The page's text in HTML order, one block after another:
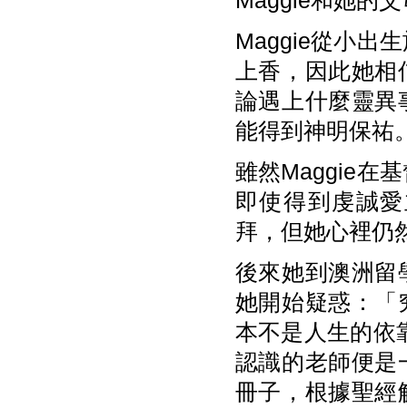
Maggie從小出
上香，因此她
論遇上什麼靈異
能得到神明保祐
雖然Maggie在
即使得到虔誠
拜，但她心裡仍
後來她到澳洲留
她開始疑惑：「
本不是人生的依
認識的老師便是
冊子，根據聖經